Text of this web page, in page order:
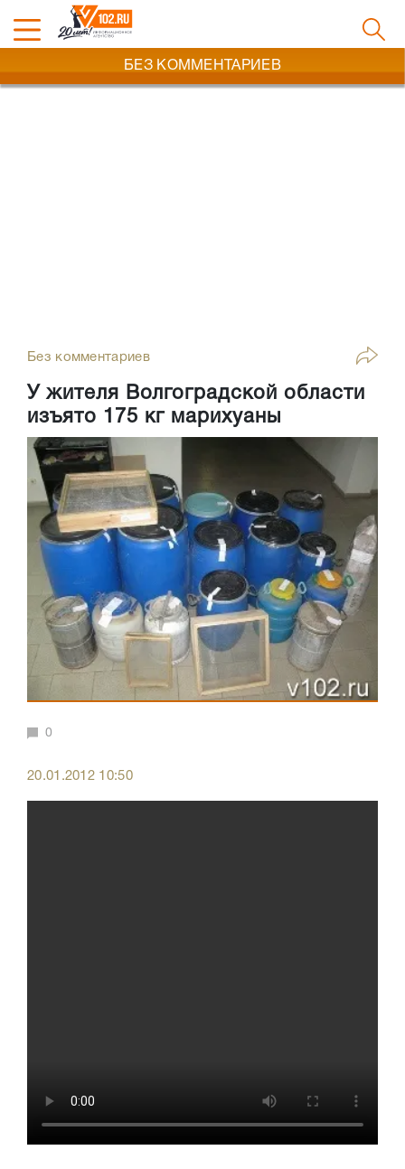
БЕЗ КОММЕНТАРИЕВ
Без комментариев
У жителя Волгоградской области
изъято 175 кг марихуаны
0
20.01.2012 10:50